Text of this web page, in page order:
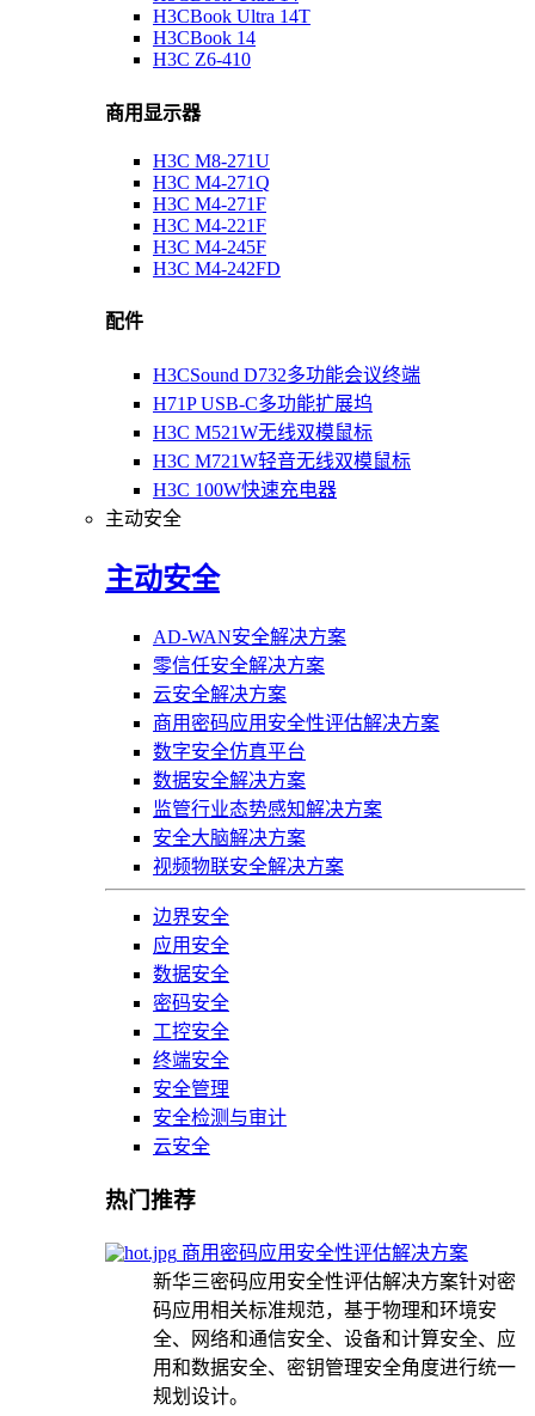
H3CBook Ultra 14T
H3CBook 14
H3C Z6-410
商用显示器
H3C M8-271U
H3C M4-271Q
H3C M4-271F
H3C M4-221F
H3C M4-245F
H3C M4-242FD
配件
H3CSound D732多功能会议终端
H71P USB-C多功能扩展坞
H3C M521W无线双模鼠标
H3C M721W轻音无线双模鼠标
H3C 100W快速充电器
主动安全
主动安全
AD-WAN安全解决方案
零信任安全解决方案
云安全解决方案
商用密码应用安全性评估解决方案
数字安全仿真平台
数据安全解决方案
监管行业态势感知解决方案
安全大脑解决方案
视频物联安全解决方案
边界安全
应用安全
数据安全
密码安全
工控安全
终端安全
安全管理
安全检测与审计
云安全
热门推荐
商用密码应用安全性评估解决方案
新华三密码应用安全性评估解决方案针对密
码应用相关标准规范，基于物理和环境安
全、网络和通信安全、设备和计算安全、应
用和数据安全、密钥管理安全角度进行统一
规划设计。